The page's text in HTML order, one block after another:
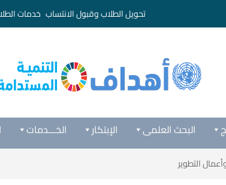
تحويل الطلاب وقبول الانتساب خدمات
الخـــدمات الإبتكار البحث العلمى
التطوير